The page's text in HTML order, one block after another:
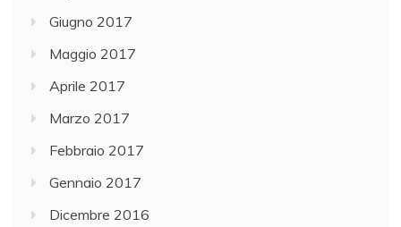
Giugno 2017
Maggio 2017
Aprile 2017
Marzo 2017
Febbraio 2017
Gennaio 2017
Dicembre 2016